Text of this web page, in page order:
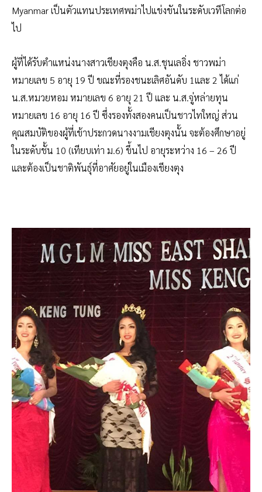
Myanmar เป็นตัวแทนประเทศพม่าไปแข่งขันในระดับเวทีโลกต่อ
ไป
ผู้ที่ได้รับตำแหน่งนางสาวเชียงตุงคือ น.ส.ชุนเลอิ่ง ชาวพม่า
หมายเลข 5 อายุ 19 ปี ขณะที่รองชนะเลิศอันดับ 1และ 2 ได้แก่
น.ส.หมวยหอม หมายเลข 6 อายุ 21 ปี และ น.ส.จู่หล่ายทุน
หมายเลข 16 อายุ 16 ปี ซึ่งรองทั้งสองคนเป็นชาวไทใหญ่ ส่วน
คุณสมบัติของผู้ที่เข้าประกวดนางงามเชียงตุงนั้น จะต้องศึกษาอยู่
ในระดับชั้น 10 (เทียบเท่า ม.6) ขึ้นไป อายุระหว่าง 16 – 26 ปี
และต้องเป็นชาติพันธุ์ที่อาศัยอยู่ในเมืองเชียงตุง